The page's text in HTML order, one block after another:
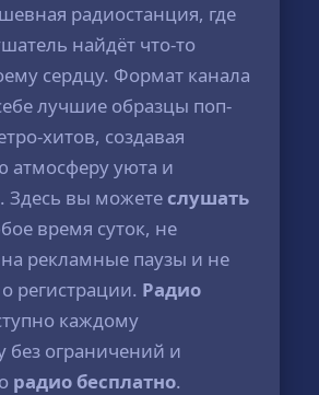
радиостанция, где
найдёт что-то
сердцу. Формат канала
лучшие образцы поп-
хитов, создавая
атмосферу уюта и
Здесь вы можете слушать
время суток, не
на рекламные паузы и не
регистрации. Радио
каждому
ограничений и
радио бесплатно.